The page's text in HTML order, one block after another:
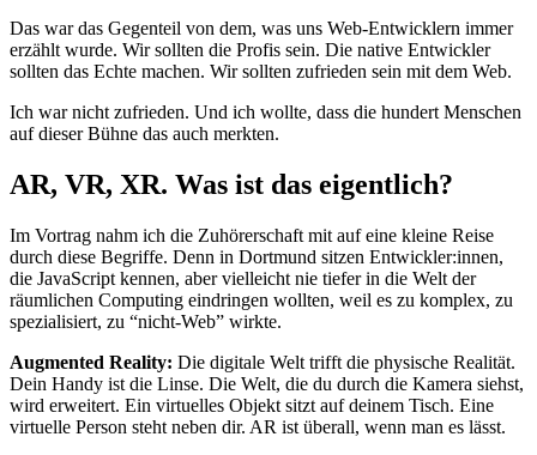
Das war das Gegenteil von dem, was uns Web-Entwicklern immer
erzählt wurde. Wir sollten die Profis sein. Die native Entwickler
sollten das Echte machen. Wir sollten zufrieden sein mit dem Web.
Ich war nicht zufrieden. Und ich wollte, dass die hundert Menschen
auf dieser Bühne das auch merkten.
AR, VR, XR. Was ist das eigentlich?
Im Vortrag nahm ich die Zuhörerschaft mit auf eine kleine Reise
durch diese Begriffe. Denn in Dortmund sitzen Entwickler:innen,
die JavaScript kennen, aber vielleicht nie tiefer in die Welt der
räumlichen Computing eindringen wollten, weil es zu komplex, zu
spezialisiert, zu “nicht-Web” wirkte.
Augmented Reality: Die digitale Welt trifft die physische Realität.
Dein Handy ist die Linse. Die Welt, die du durch die Kamera siehst,
wird erweitert. Ein virtuelles Objekt sitzt auf deinem Tisch. Eine
virtuelle Person steht neben dir. AR ist überall, wenn man es lässt.